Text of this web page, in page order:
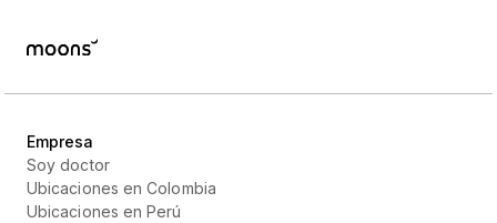
Empresa
Soy doctor
Ubicaciones en Colombia
Ubicaciones en Perú